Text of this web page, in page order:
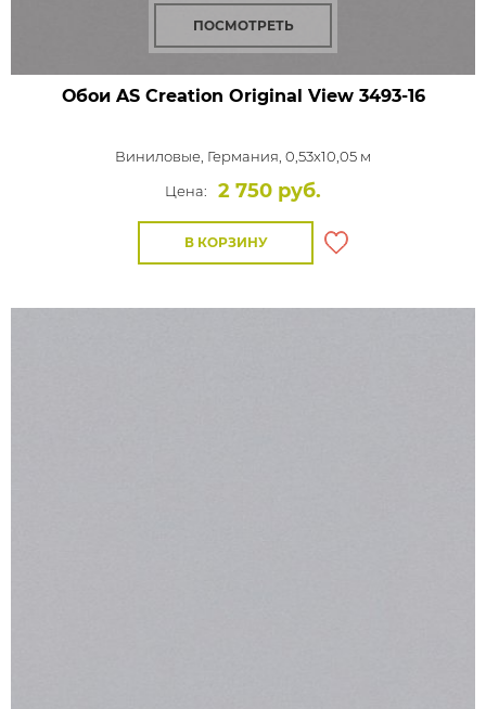
ПОСМОТРЕТЬ
Обои AS Creation Original View3493-16
Виниловые, Германия, 0,53x10,05 м
Цена:
2 750 руб.
В КОРЗИНУ